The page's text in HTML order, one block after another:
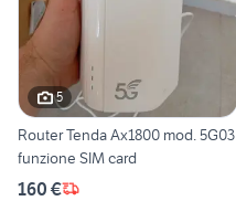
5
Router Tenda Ax1800 mod. 5G03
funzione SIM card
160 €